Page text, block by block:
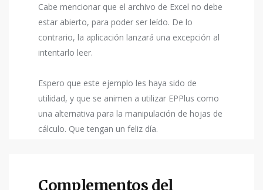
Cabe mencionar que el archivo de Excel no debe
estar abierto, para poder ser leído. De lo
contrario, la aplicación lanzará una excepción al
intentarlo leer.
Espero que este ejemplo les haya sido de
utilidad, y que se animen a utilizar EPPlus como
una alternativa para la manipulación de hojas de
cálculo. Que tengan un feliz día.
Complementos del